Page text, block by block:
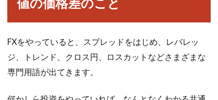
ない用語が頻繁に出てきます。FXという言葉自
株式投資で破産しないために！失敗
パターンをまとめてみた
FXをやっていると、スプレッドをはじめ、レバレッ
ジ、トレンド、クロス円、ロスカットなどさまざまな
専門用語が出てきます。